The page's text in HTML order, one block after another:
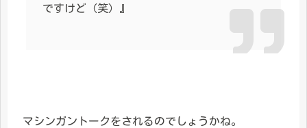
ですけど（笑）』
マシンガントークをされるのでしょうかね。